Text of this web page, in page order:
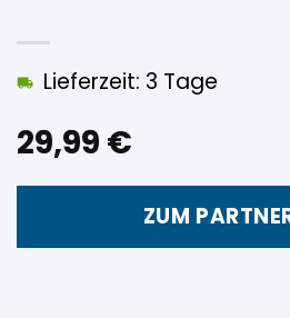
29,99 €
Lieferzeit: 3 Tage
ZUM